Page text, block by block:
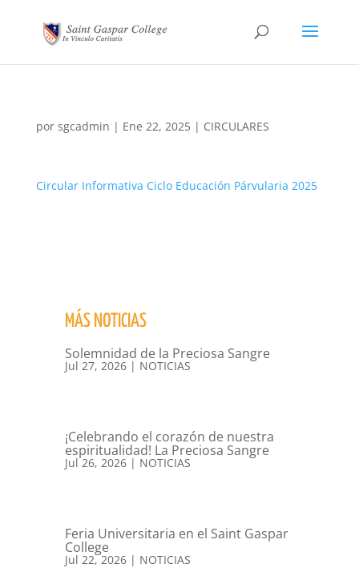
por sgcadmin | Ene 22, 2025| CIRCULARES
Circular Informativa Ciclo Educación Párvularia 2025
MÁS NOTICIAS
Solemnidad de la Preciosa Sangre
Jul 27, 2026| NOTICIAS
¡Celebrando el corazón de nuestra
espiritualidad! La Preciosa Sangre
Jul 26, 2026| NOTICIAS
Feria Universitaria en el Saint Gaspar
College
Jul 22, 2026| NOTICIAS